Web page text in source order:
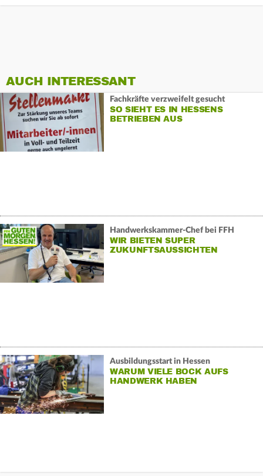
AUCH INTERESSANT
Fachkräfte verzweifelt gesucht
SO SIEHT ES IN HESSENS
BETRIEBEN AUS
Handwerkskammer-Chef bei FFH
WIR BIETEN SUPER
ZUKUNFTSAUSSICHTEN
Ausbildungsstart in Hessen
WARUM VIELE BOCK AUFS
HANDWERK HABEN